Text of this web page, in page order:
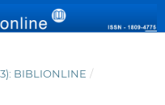
BIBLIONLINE /